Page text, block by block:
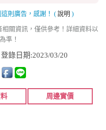
則廣告，感謝！ ( 說明 )
關資訊，僅供參考！詳細資料以
準！
登錄日期:2023/03/20
周邊實價